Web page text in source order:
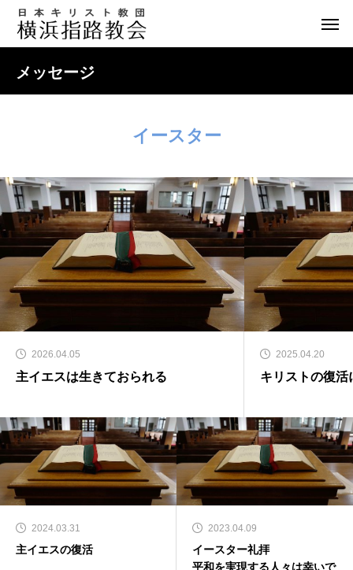
メッセージ
イースター
2026.04.05
主イエスは生きておられる
2025.04.20
キリストの復活
2024.03.31
主イエスの復活
2023.04.09
イースター礼拝
平和を実現する人々は幸いで